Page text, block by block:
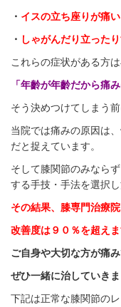
・ イスの立ち座りが痛い
・ しゃがんだり立った
これらの症状がある方
「年齡が年齡だから痛
そう決めつけてしまう
当院では痛みの原因は
だと捉えています。
そして膝関節のみなら
する手技・手法を選択し
その結果、膝専門治療
改善度は９０％を超えま
ご自身や大切な方が痛
ぜひ一緒に治していきま
下記は正常な膝関節の